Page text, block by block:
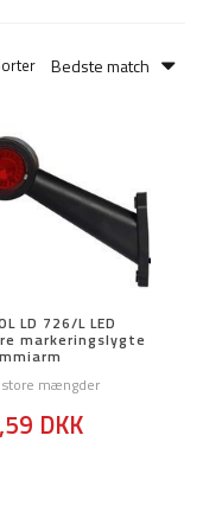
Bedste match
LD 726/L LED
markeringslygte
store mængder
DKK